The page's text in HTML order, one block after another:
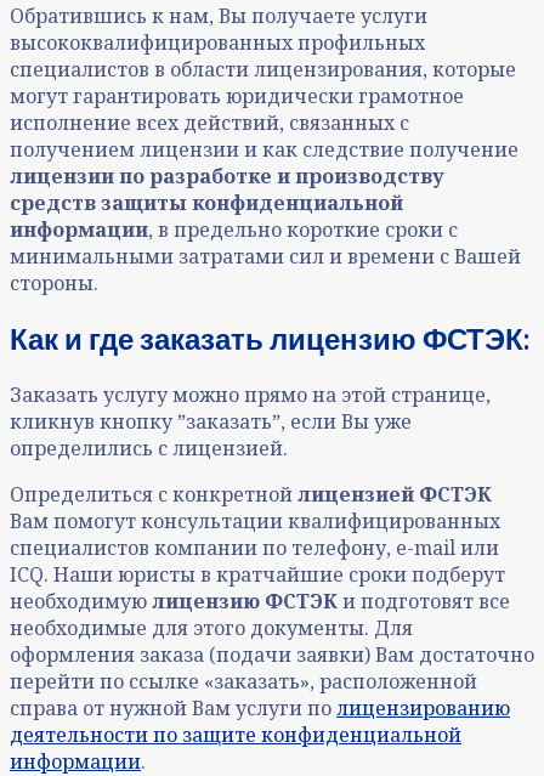
Обратившись к нам, Вы получаете услуги
высококвалифицированных профильных
специалистов в области лицензирования, которые
могут гарантировать юридически грамотное
исполнение всех действий, связанных с
получением лицензии и как следствие получение
лицензии по разработке и производству
средств защиты конфиденциальной
информации, в предельно короткие сроки с
минимальными затратами сил и времени с Вашей
стороны.
Как и где заказать лицензию ФСТЭК:
Заказать услугу можно прямо на этой странице,
кликнув кнопку ˮзаказатьˮ, если Вы уже
определились с лицензией.
Определиться с конкретнойлицензией ФСТЭК
Вам помогут консультации квалифицированных
специалистов компании по телефону, e-mail или
ICQ. Наши юристы в кратчайшие сроки подберут
необходимуюлицензию ФСТЭКи подготовят все
необходимые для этого документы. Для
оформления заказа (подачи заявки) Вам достаточно
перейти по ссылке «заказать», расположенной
справа от нужной Вам услуги полицензированию
деятельности по защите конфиденциальной
информации.